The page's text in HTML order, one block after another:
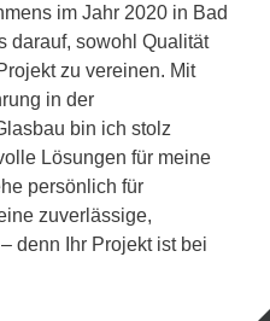
im Jahr 2020 in Bad
darauf, sowohl Qualität
zu vereinen. Mit
in der
bin ich stolz
Lösungen für meine
persönlich für
zuverlässige,
denn Ihr Projekt ist bei